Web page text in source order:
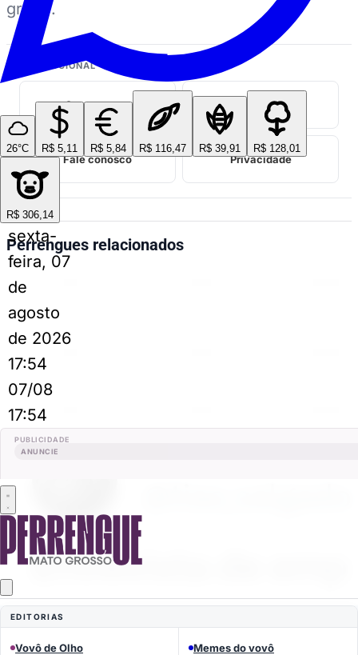
26°C R$ 5,11 R$ 5,84 R$ 116,47 R$ 39,91 R$ 128,01
R$ 306,14
sexta-
feira, 07
de
agosto
de 2026
17:54
07/08
17:54
PUBLICIDADE
ANUNCIE
EDITORIAS
Vovô de Olho Memes do vovô
grupo.
INSTITUCIONAL
Quem somos Midia kit
Fale conosco Privacidade
Perrengues relacionados